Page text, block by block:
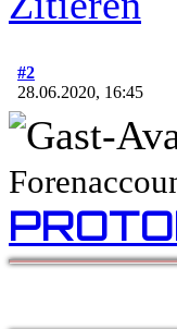
#2
28.06.2020, 16:45